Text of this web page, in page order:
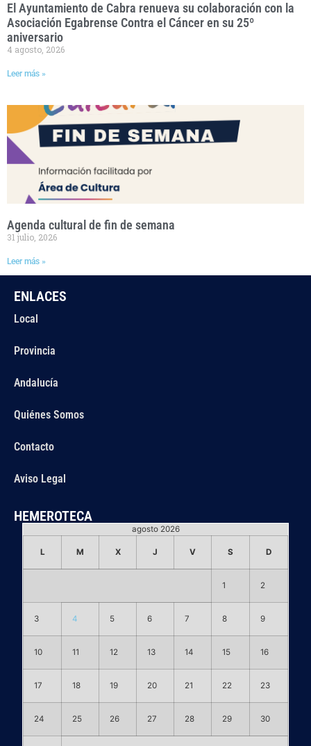
El Ayuntamiento de Cabra renueva su colaboración con la
Asociación Egabrense Contra el Cáncer en su 25º
aniversario
4 agosto, 2026
Leer más »
Agenda cultural de fin de semana
31 julio, 2026
Leer más »
ENLACES
Local
Provincia
Andalucía
Quiénes Somos
Contacto
Aviso Legal
HEMEROTECA
agosto 2026
L M X J V S D
1 2
3 4 5 6 7 8 9
10 11 12 13 14 15 16
17 18 19 20 21 22 23
24 25 26 27 28 29 30